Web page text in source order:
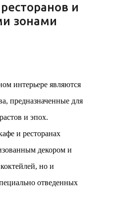
завершилось
жилого комплекса
Callebaut
школы (EAI) в
состоит из
общая площадь 5 364
включая 11
с учетом
был подтвержден
2021 года и
от Федерации
и
зонами
интерьере являются
предназначенные для
и эпох.
и ресторанах
декором и
но и
отведенных